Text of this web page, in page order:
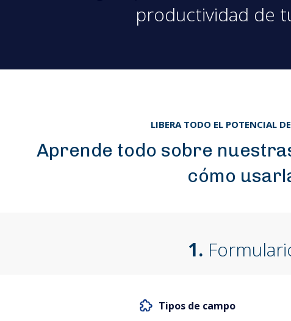
productividad de
LIBERA TODO EL POTENCIAL
Aprende todo sobre
cómo
1.
Tipos de campo